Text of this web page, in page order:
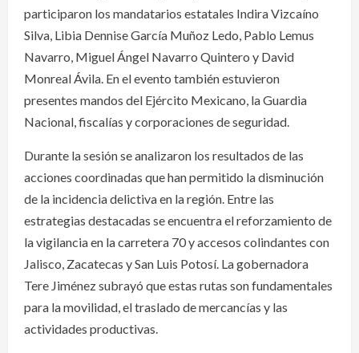
participaron los mandatarios estatales Indira Vizcaíno
Silva, Libia Dennise García Muñoz Ledo, Pablo Lemus
Navarro, Miguel Ángel Navarro Quintero y David
Monreal Ávila. En el evento también estuvieron
presentes mandos del Ejército Mexicano, la Guardia
Nacional, fiscalías y corporaciones de seguridad.
Durante la sesión se analizaron los resultados de las
acciones coordinadas que han permitido la disminución
de la incidencia delictiva en la región. Entre las
estrategias destacadas se encuentra el reforzamiento de
la vigilancia en la carretera 70 y accesos colindantes con
Jalisco, Zacatecas y San Luis Potosí. La gobernadora
Tere Jiménez subrayó que estas rutas son fundamentales
para la movilidad, el traslado de mercancías y las
actividades productivas.